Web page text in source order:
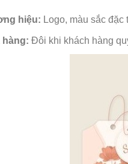
hiệu: Logo, màu sắc
hàng: Đôi khi khách hàng